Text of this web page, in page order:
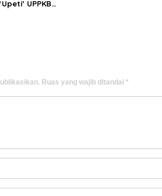
UPPKB
Ruas yang wajib ditandai *